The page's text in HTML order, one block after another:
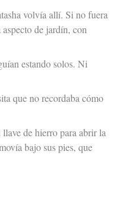
volvía allí. Si no fuera
de jardín, con
estando solos. Ni
que no recordaba cómo
de hierro para abrir la
bajo sus pies, que